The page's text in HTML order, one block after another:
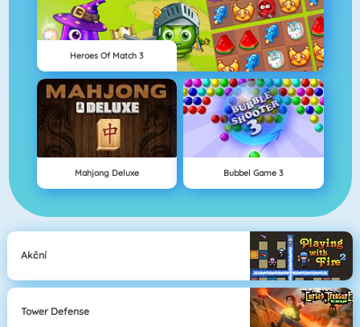
Heroes Of Match 3
Mahjong Deluxe Bubbel Game 3
Akční
Tower Defense